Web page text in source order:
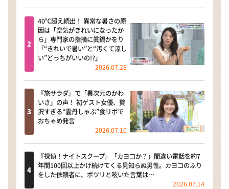
40℃超え続出！ 異常な暑さの原
因は「空気がきれいになったか
ら」専門家の指摘に眞鍋かをり
「“きれいで暑い”と“汚くて涼し
い”どっちがいいの!?」
2026.07.28
『旅サラダ』で「異次元のかわ
いさ」の声！ 初ゲスト女優、贅
沢すぎる“雲丹しゃぶ”食リポで
おちゃめ発言
2026.07.10
『探偵！ナイトスクープ』「カヨコか？」間違い電話を約7
年間100回以上かけ続けてくる見知らぬ男性。カヨコのふり
をした依頼者に、ポツリと呟いた言葉は…
2026.07.14